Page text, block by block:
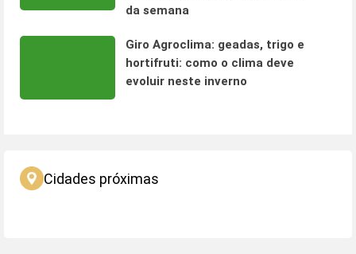
da semana
Giro Agroclima: geadas, trigo e
hortifruti: como o clima deve
evoluir neste inverno
Cidades próximas